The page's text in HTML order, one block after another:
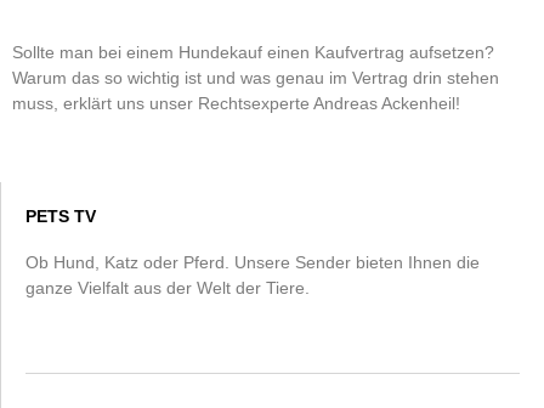
Sollte man bei einem Hundekauf einen Kaufvertrag aufsetzen?
Warum das so wichtig ist und was genau im Vertrag drin stehen
muss, erklärt uns unser Rechtsexperte Andreas Ackenheil!
PETS TV
Ob Hund, Katz oder Pferd. Unsere Sender bieten Ihnen die
ganze Vielfalt aus der Welt der Tiere.